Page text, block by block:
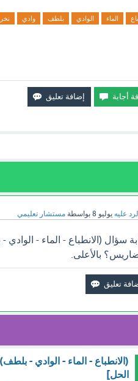
الماء الوادي بلطف وادي نخر
عليه يوليو 8 بواسطة مستشار تعليمي
سؤال (الانطباع - الماء -
بالأعلى.
(الانطباع - الماء - الوادي -
الحل]